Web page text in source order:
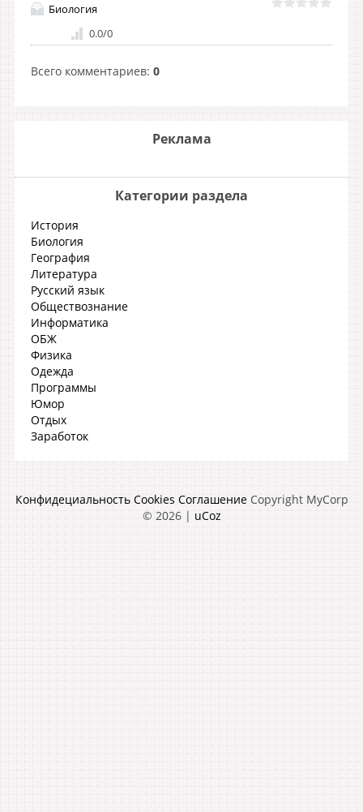
Биология
0.0/0
Всего комментариев: 0
Реклама
Категории раздела
История
Биология
География
Литература
Русский язык
Обществознание
Информатика
ОБЖ
Физика
Одежда
Программы
Юмор
Отдых
Заработок
Конфидециальность Cookies Соглашение Copyright MyCorp
© 2026| uCoz